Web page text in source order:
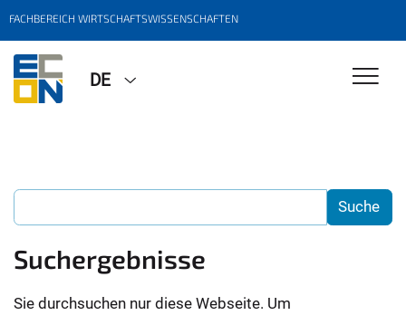
FACHBEREICH WIRTSCHAFTSWISSENSCHAFTEN
DE
Suchergebnisse
Sie durchsuchen nur diese Webseite. Um